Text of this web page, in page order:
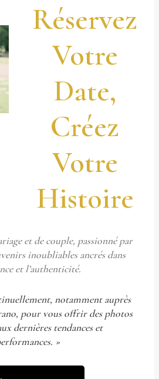
Réservez
Votre
Date,
Créez
Votre
Histoire
et de couple, passionné par
inoubliables ancrés dans
et l’authenticité.
notamment auprès
pour vous offrir des photos
dernières tendances et
»